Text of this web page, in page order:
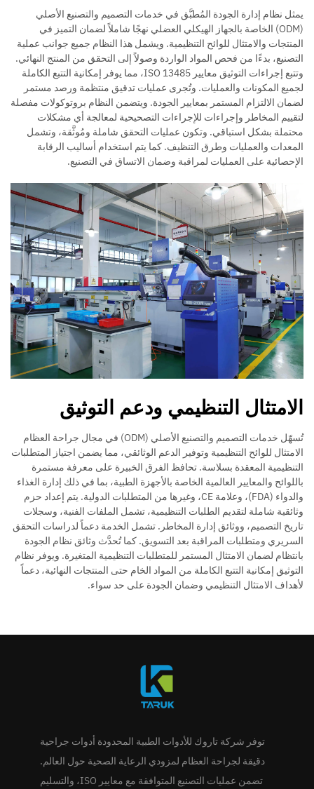
يمثل نظام إدارة الجودة المُطبَّق في خدمات التصميم والتصنيع الأصلي
(ODM) الخاصة بالجهاز الهيكلي العضلي نهجًا شاملاً لضمان التميز في
المنتجات والامتثال للوائح التنظيمية. ويشمل هذا النظام جميع جوانب عملية
التصنيع، بدءًا من فحص المواد الواردة وصولاً إلى التحقق من المنتج النهائي.
وتتبع إجراءات التوثيق معايير ISO 13485، مما يوفر إمكانية التتبع الكاملة
لجميع المكونات والعمليات. وتُجرى عمليات تدقيق منتظمة ورصد مستمر
لضمان الالتزام المستمر بمعايير الجودة. ويتضمن النظام بروتوكولات مفصلة
لتقييم المخاطر وإجراءات للإجراءات التصحيحية لمعالجة أي مشكلات
محتملة بشكل استباقي. وتكون عمليات التحقق شاملة ومُوثَّقة، وتشمل
المعدات والعمليات وطرق التنظيف. كما يتم استخدام أساليب الرقابة
الإحصائية على العمليات لمراقبة وضمان الاتساق في التصنيع.
الامتثال التنظيمي ودعم التوثيق
تُسهّل خدمات التصميم والتصنيع الأصلي (ODM) في مجال جراحة العظام
الامتثال للوائح التنظيمية وتوفير الدعم الوثائقي، مما يضمن اجتياز المتطلبات
التنظيمية المعقدة بسلاسة. تحافظ الفرق الخبيرة على معرفة مستمرة
باللوائح والمعايير العالمية الخاصة بالأجهزة الطبية، بما في ذلك إدارة الغذاء
والدواء (FDA)، وعلامة CE، وغيرها من المتطلبات الدولية. يتم إعداد حزم
وثائقية شاملة لتقديم الطلبات التنظيمية، تشمل الملفات الفنية، وسجلات
تاريخ التصميم، ووثائق إدارة المخاطر. تشمل الخدمة دعماً لدراسات التحقق
السريري ومتطلبات المراقبة بعد التسويق. كما تُحدَّث وثائق نظام الجودة
بانتظام لضمان الامتثال المستمر للمتطلبات التنظيمية المتغيرة. ويوفر نظام
التوثيق إمكانية التتبع الكاملة من المواد الخام حتى المنتجات النهائية، دعماً
لأهداف الامتثال التنظيمي وضمان الجودة على حد سواء.
توفر شركة تاروك للأدوات الطبية المحدودة أدوات جراحية
دقيقة لجراحة العظام لمزودي الرعاية الصحية حول العالم.
تضمن عمليات التصنيع المتوافقة مع معايير ISO، والتسليم